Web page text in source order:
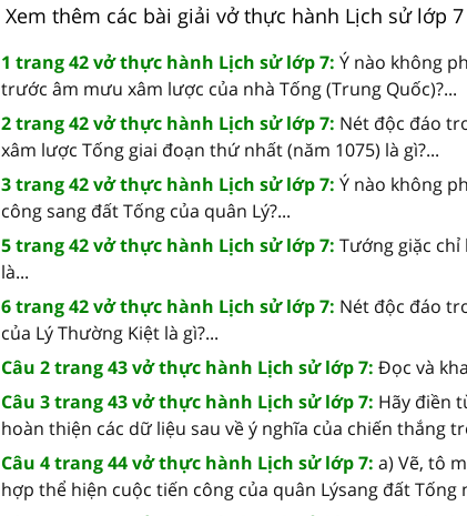
Xem thêm các bài giải vở thực hành Lịch sử lớp
1 trang 42 vở thực hành Lịch sử lớp 7: Ý nào không
trước âm mưu xâm lược của nhà Tống (Trung Quốc)?...
2 trang 42 vở thực hành Lịch sử lớp 7: Nét độc đáo
xâm lược Tống giai đoạn thứ nhất (năm 1075) là gì?...
3 trang 42 vở thực hành Lịch sử lớp 7: Ý nào không
công sang đất Tống của quân Lý?...
5 trang 42 vở thực hành Lịch sử lớp 7: Tướng giặc
là...
6 trang 42 vở thực hành Lịch sử lớp 7: Nét độc đáo
của Lý Thường Kiệt là gì?...
Câu 2 trang 43 vở thực hành Lịch sử lớp 7: Đọc và
Câu 3 trang 43 vở thực hành Lịch sử lớp 7: Hãy điền
hoàn thiện các dữ liệu sau về ý nghĩa của chiến thắng
Câu 4 trang 44 vở thực hành Lịch sử lớp 7: a) Vẽ, tô
hợp thể hiện cuộc tiến công của quân Lýsang đất Tống